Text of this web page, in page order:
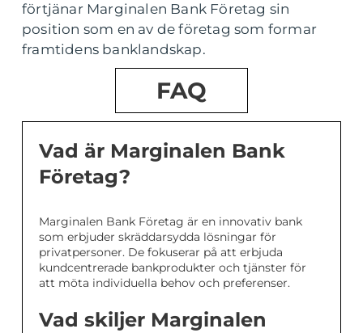
förtjänar Marginalen Bank Företag sin
position som en av de företag som formar
framtidens banklandskap.
FAQ
Vad är Marginalen Bank
Företag?
Marginalen Bank Företag är en innovativ bank
som erbjuder skräddarsydda lösningar för
privatpersoner. De fokuserar på att erbjuda
kundcentrerade bankprodukter och tjänster för
att möta individuella behov och preferenser.
Vad skiljer Marginalen